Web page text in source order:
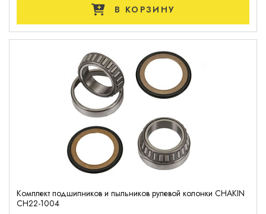
В КОРЗИНУ
Комплект подшипников и пыльников рулевой колонки CHAKIN
CH22-1004